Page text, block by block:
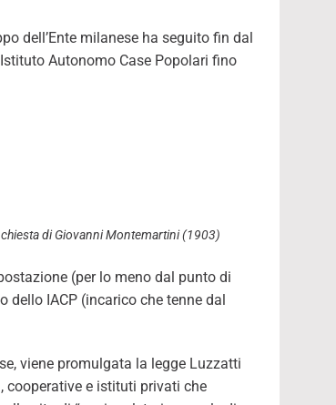
dell’Ente milanese ha seguito fin dal
Autonomo Case Popolari fino
di Giovanni Montemartini (1903)
(per lo meno dal punto di
IACP (incarico che tenne dal
viene promulgata la legge Luzzatti
cooperative e istituti privati che